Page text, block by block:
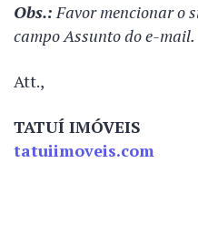
Obs.:Favor mencionar o
campo Assunto do e-mail.
Att.,
TATUÍ IMÓVEIS
tatuiimoveis.com